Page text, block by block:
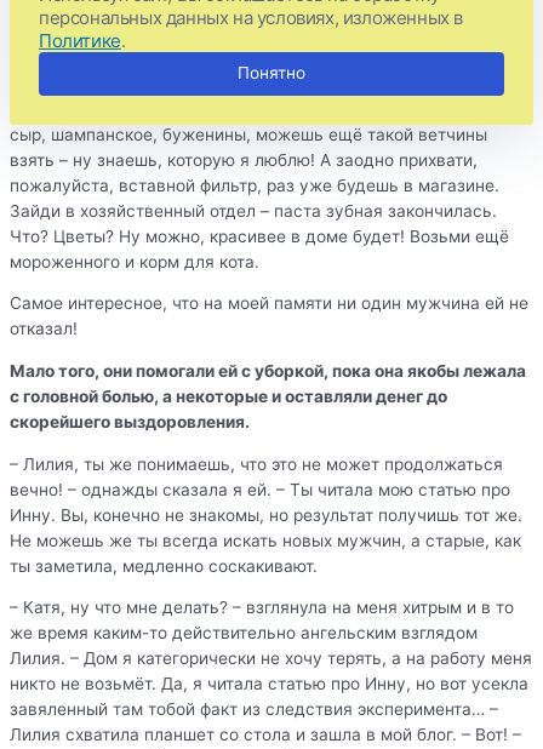
Десятки раз я слышала отдающее по стенам её громадного
дома эхо тоненького голоска:
сыр, шампанское, буженины, можешь ещё такой ветчины
взять – ну знаешь, которую я люблю! А заодно прихвати,
пожалуйста, вставной фильтр, раз уже будешь в магазине.
Зайди в хозяйственный отдел – паста зубная закончилась.
Что? Цветы? Ну можно, красивее в доме будет! Возьми ещё
мороженного и корм для кота.
Самое интересное, что на моей памяти ни один мужчина ей не
отказал!
Мало того, они помогали ей с уборкой, пока она якобы лежала
с головной болью, а некоторые и оставляли денег до
скорейшего выздоровления.
– Лилия, ты же понимаешь, что это не может продолжаться
вечно! – однажды сказала я ей. – Ты читала мою статью про
Инну. Вы, конечно не знакомы, но результат получишь тот же.
Не можешь же ты всегда искать новых мужчин, а старые, как
ты заметила, медленно соскакивают.
– Катя, ну что мне делать? – взглянула на меня хитрым и в то
же время каким-то действительно ангельским взглядом
Лилия. – Дом я категорически не хочу терять, а на работу меня
никто не возьмёт. Да, я читала статью про Инну, но вот усекла
завяленный там тобой факт из следствия эксперимента… –
Лилия схватила планшет со стола и зашла в мой блог. – Вот! –
персональных данных на условиях, изложенных в
Политике.
Понятно